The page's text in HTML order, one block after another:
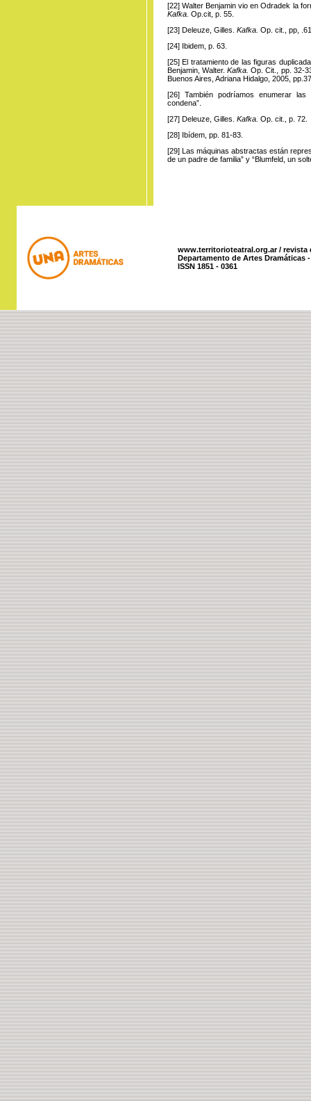
[22] WalterBenjamin vio en Odradek la
Kafka. Op.cit, p. 55.
[23] Deleuze, Gilles. Kafka. Op. cit., pp,
[24]Ibidem, p. 63.
[25]El tratamiento de las figuras
Benjamin, Walter.Kafka. Op. Cit., pp. 32-
Buenos Aires, Adriana Hidalgo, 2005,
[26]
Tambiénpodríamos enumerar las
condena”.
[27]Deleuze, Gilles. Kafka. Op. cit., p. 72.
[28] Ibídem, pp. 81-83.
[29]Las máquinas abstractas están
de un padre de familia” y “Blumfeld, un
www.territorioteatral.org.ar /
Departamento de Artes Dramáticas
ISSN 1851 - 0361